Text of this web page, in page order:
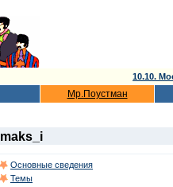
10.10.
Мр.Поустман
maks_i
Основные сведения
Темы